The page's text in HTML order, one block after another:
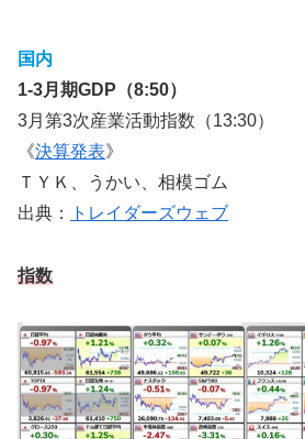
国内
1-3月期GDP（8:50）
3月第3次産業活動指数（13:30）
《決算発表》
ＴＹＫ、うかい、相模ゴム
出典：
トレイダーズウェブ
指数